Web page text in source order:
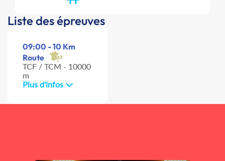
Liste des épreuves
09:00 - 10 Km
Route
TCF / TCM - 10000
m
Plus d'infos